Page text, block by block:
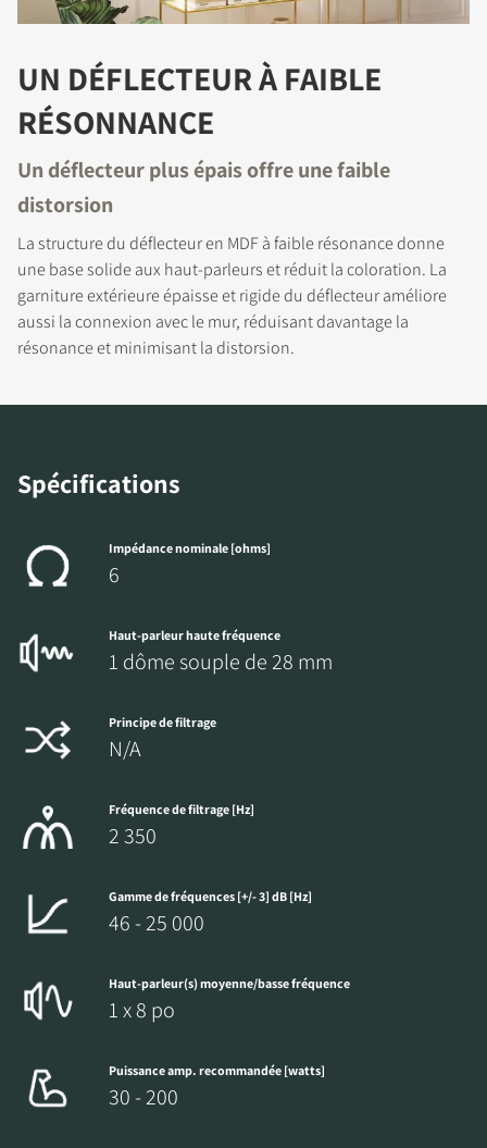
UN DÉFLECTEUR À FAIBLE
RÉSONNANCE
Un déflecteur plus épais offre une faible
distorsion
La structure du déflecteur en MDF à faible résonance donne
une base solide aux haut-parleurs et réduit la coloration. La
garniture extérieure épaisse et rigide du déflecteur améliore
aussi la connexion avec le mur, réduisant davantage la
résonance et minimisant la distorsion.
Spécifications
Impédance nominale [ohms]
6
Haut-parleur haute fréquence
1 dôme souple de 28 mm
Principe de filtrage
N/A
Fréquence de filtrage [Hz]
2 350
Gamme de fréquences [+/- 3] dB [Hz]
46 - 25 000
Haut-parleur(s) moyenne/basse fréquence
1 x 8 po
Puissance amp. recommandée [watts]
30 - 200
INSCRIVEZ-VOUS POUR
ACCÉDER AUX
TÉLÉCHARGEMENTS
Remplissez ce formulaire pour accéder
directement à tous les fichiers en
téléchargement verrouillés de notre site Web.